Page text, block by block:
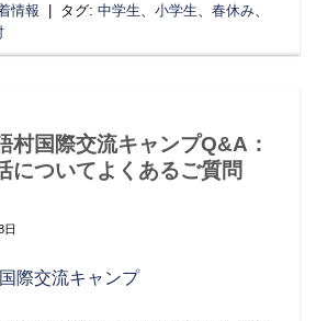
情報 タグ:中学生 、小学生 、春休み
村国際交流キャンプQ&A：
についてよくあるご質問